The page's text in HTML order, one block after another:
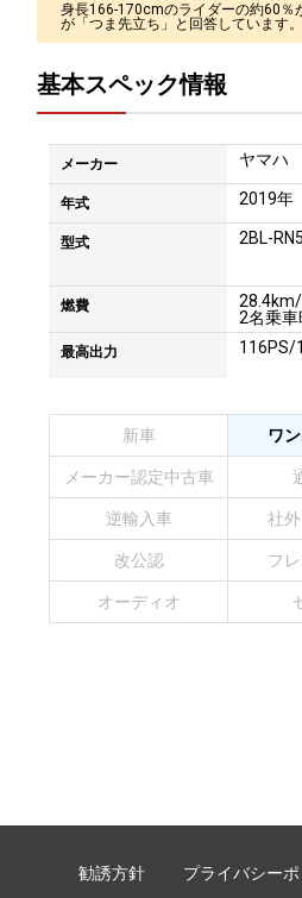
身長166-170cmのライダーの約60％
が「つま先立ち」と回答しています。
基本スペック情報
メーカー ヤマハ
年式 2019年
型式 2BL-
燃費
2名乗車
最高出力 116PS/
新車 ワ
メーカー認定中古車
逆輸入車 社
改公認 フ
オーディオ
勧誘方針 プライバシー